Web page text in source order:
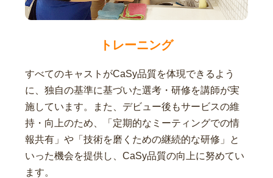
トレーニング
すべてのキャストがCaSy品質を体現できるよう
に、独自の基準に基づいた選考・研修を講師が実
施しています。また、デビュー後もサービスの維
持・向上のため、「定期的なミーティングでの情
報共有」や「技術を磨くための継続的な研修」と
いった機会を提供し、CaSy品質の向上に努めてい
ます。